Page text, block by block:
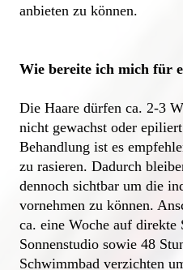
anbieten zu können.
Wie bereite ich mich für
Die Haare dürfen ca. 2-3
nicht gewachst oder
Behandlung ist es
zu rasieren. Dadurch
dennoch sichtbar um die
vornehmen zu können.
ca. eine Woche auf direkte
Sonnenstudio sowie 48
Schwimmbad verzichten